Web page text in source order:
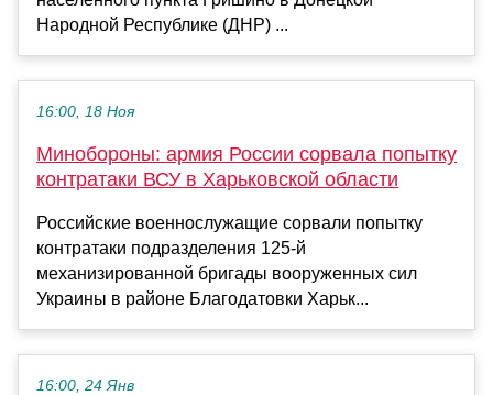
Народной Республике (ДНР) ...
16:00, 18 Ноя
Минобороны: армия России сорвала попытку
контратаки ВСУ в Харьковской области
Российские военнослужащие сорвали попытку
контратаки подразделения 125-й
механизированной бригады вооруженных сил
Украины в районе Благодатовки Харьк...
16:00, 24 Янв